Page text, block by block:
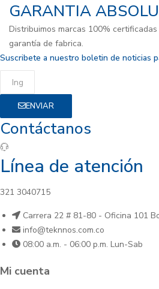
GARANTIA
Distribuimos marcas 100%
garantía de fabrica.
Suscribete a nuestro boletin de noticias
ENVIAR
Contáctanos
Línea de atención
321 3040715
Carrera 22 # 81-80 - Oficina 101
info@teknnos.com.co
08:00 a.m. - 06:00 p.m. Lun-Sab
Mi cuenta